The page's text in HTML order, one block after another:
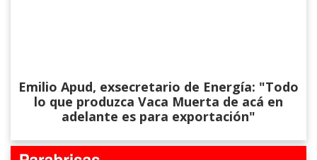
Emilio Apud, exsecretario de Energía: "Todo
lo que produzca Vaca Muerta de acá en
adelante es para exportación"